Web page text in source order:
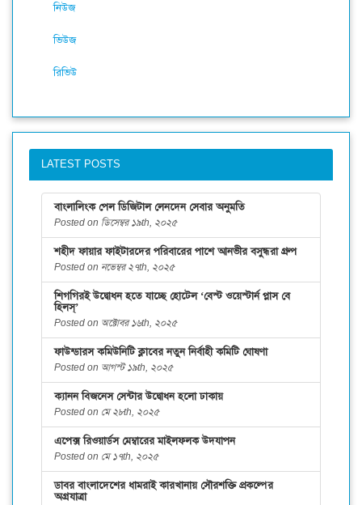
নিউজ
ভিউজ
রিভিউ
LATEST POSTS
বাংলালিংক পেল ডিজিটাল লেনদেন সেবার অনুমতি
Posted on ডিসেম্বর ১৯th, ২০২৫
শহীদ ফায়ার ফাইটারদের পরিবারের পাশে আনভীর বসুন্ধরা গ্রুপ
Posted on নভেম্বর ২৭th, ২০২৫
শিগগিরই উদ্বোধন হতে যাচ্ছে হোটেল ‘বেস্ট ওয়েস্টার্ন প্লাস বে
হিলস্’
Posted on অক্টোবর ১৬th, ২০২৫
ফাউন্ডারস কমিউনিটি ক্লাবের নতুন নির্বাহী কমিটি ঘোষণা
Posted on আগস্ট ১৯th, ২০২৫
ক্যানন বিজনেস সেন্টার উদ্বোধন হলো ঢাকায়
Posted on মে ২৮th, ২০২৫
এপেক্স রিওয়ার্ডস মেম্বারের মাইলফলক উদযাপন
Posted on মে ১৭th, ২০২৫
ডাবর বাংলাদেশের ধামরাই কারখানায় সৌরশক্তি প্রকল্পের
অগ্রযাত্রা